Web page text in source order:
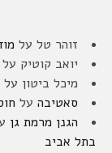
זוהר טל על
יואב קוטיק על
מיכל ביטון על
סאטיבה על
הגנן מרמת גן
בתל אביב